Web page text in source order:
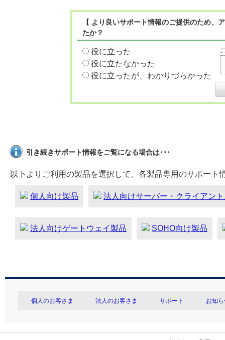
【 より良いサポート情報のご提供のため
たか？
役に立った
役に立たなかった
役に立ったが、わかりづらかった
引き続きサポート情報をご覧になる場合は･･･
以下よりご利用の製品を選択して、各製品専用のサポート
個人向け製品 法人向けサーバー・クライアン
法人向けゲートウェイ製品 SOHO向け製品
個人のお客さま 法人のお客さま サポート お知